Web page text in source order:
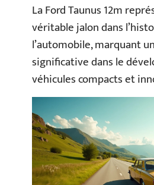
La Ford Taunus 12m
véritable jalon dans
l’automobile, marquant
significative dans le
véhicules compacts et